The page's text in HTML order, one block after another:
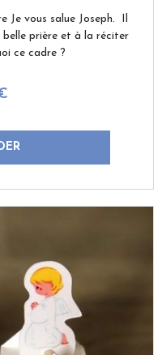
Je vous salue Joseph. Il
prière et à la réciter
ce cadre ?